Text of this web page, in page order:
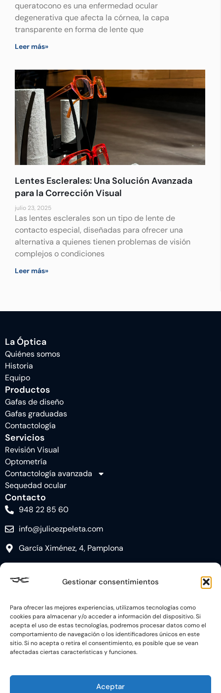
Gestionar consentimientos
Para ofrecer las mejores experiencias, utilizamos tecnologías como
cookies para almacenar y/o acceder a información del dispositivo. Si
acepta el uso de estas tecnologías, podremos procesar datos como el
comportamiento de navegación o los identificadores únicos en este
sitio. Si no acepta o retira el consentimiento, es posible que se vean
afectadas ciertas características y funciones.
Aceptar
queratocono es una enfermedad ocular
degenerativa que afecta la córnea, la capa
transparente en forma de lente que
Leer más»
Lentes Esclerales: Una Solución Avanzada
para la Corrección Visual
julio 23, 2025
Las lentes esclerales son un tipo de lente de
contacto especial, diseñadas para ofrecer una
alternativa a quienes tienen problemas de visión
complejos o condiciones
Leer más»
La Óptica
Quiénes somos
Historia
Equipo
Productos
Gafas de diseño
Gafas graduadas
Contactología
Servicios
Revisión Visual
Optometría
Contactología avanzada
Sequedad ocular
Contacto
948 22 85 60
info@julioezpeleta.com
García Ximénez, 4, Pamplona
Síguenos
AVISO LEGAL POLÍTICA DE PRIVACIDAD